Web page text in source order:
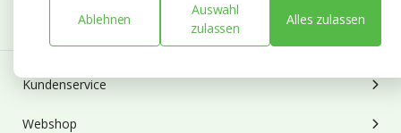
Kundenservice
Webshop
Ablehnen
Auswahl
zulassen
Alles zulassen